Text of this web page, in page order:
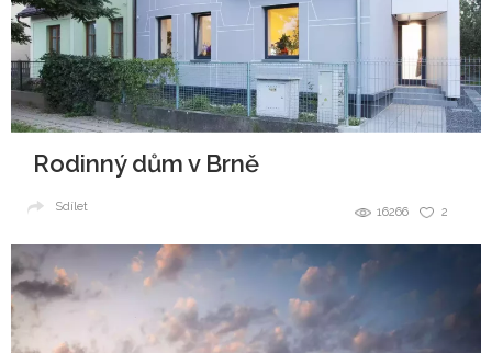
Rodinný dům v Brně
2
16266
Sdílet